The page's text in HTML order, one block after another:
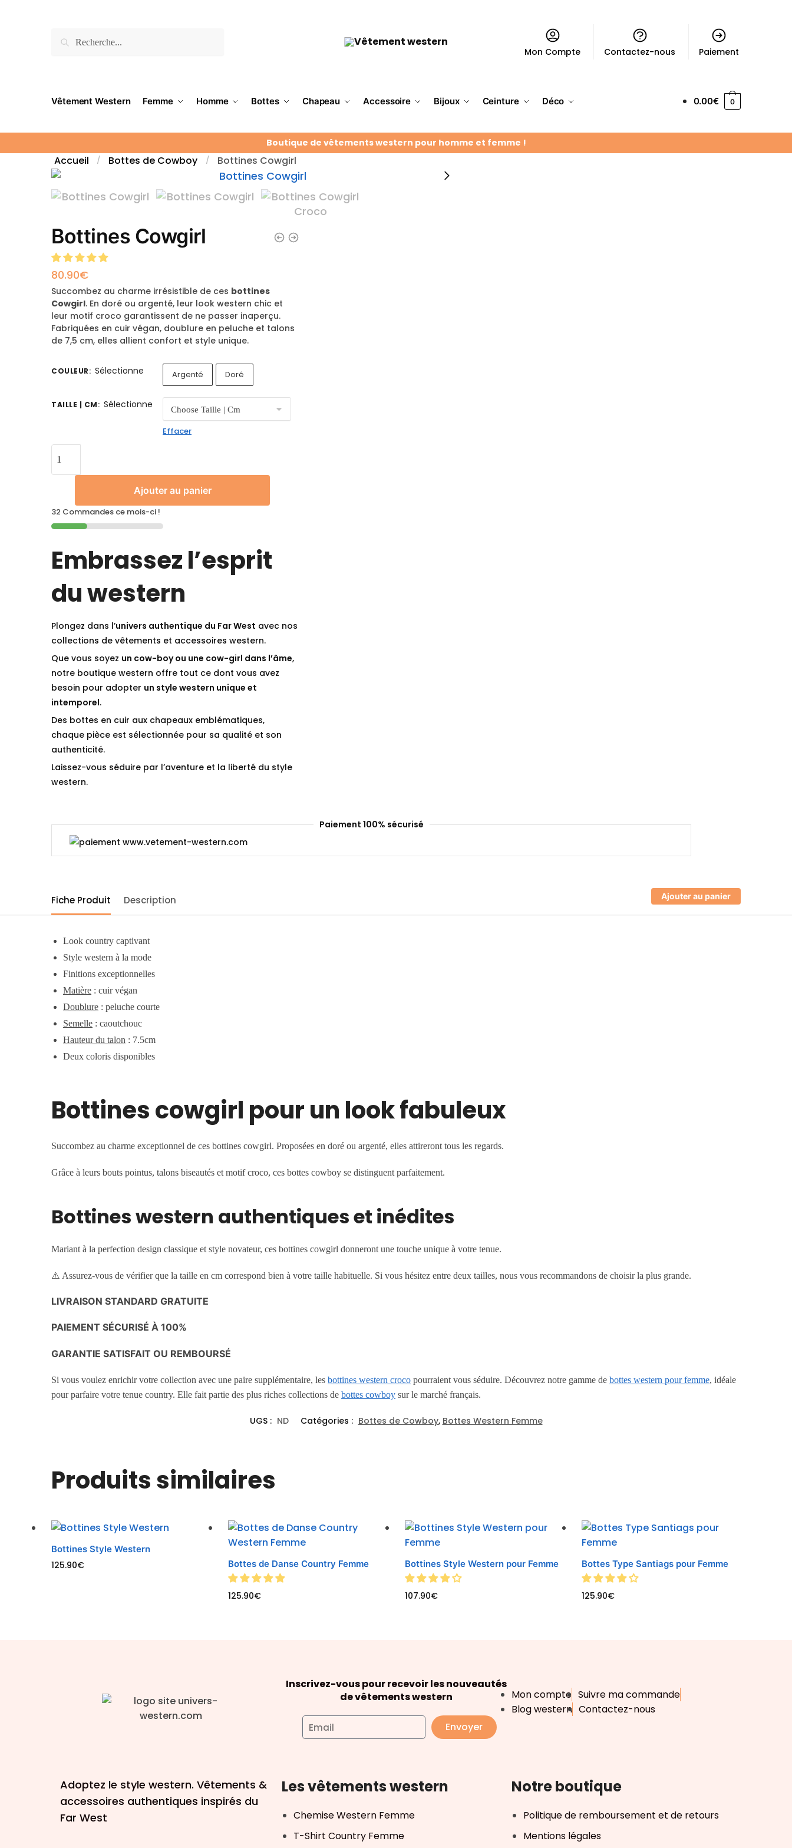
Mon Compte Contactez-nous Paiement
Vêtement Western Femme Homme Bottes Chapeau Accessoire Bijoux Ceinture Déco 0.00€ 0
Boutique de vêtements western pour homme et femme !
Accueil / Bottes de Cowboy / Bottines Cowgirl
Bottines Cowgirl
80.90€
Succombez au charme irrésistible de ces bottines
Cowgirl. En doré ou argenté, leur look western chic et
leur motif croco garantissent de ne passer inaperçu.
Fabriquées en cuir végan, doublure en peluche et talons
de 7,5 cm, elles allient confort et style unique.
COULEUR: Sélectionne Argenté Doré
TAILLE | CM: Sélectionne
Effacer
Ajouter au panier
32 Commandes ce mois-ci !
Embrassez l’esprit
du western
Plongez dans l’univers authentique du Far West avec nos
collections de vêtements et accessoires western.
Que vous soyez un cow-boy ou une cow-girl dans l’âme,
notre boutique western offre tout ce dont vous avez
besoin pour adopter un style western unique et
intemporel.
Des bottes en cuir aux chapeaux emblématiques,
chaque pièce est sélectionnée pour sa qualité et son
authenticité.
Laissez-vous séduire par l’aventure et la liberté du style
western.
Paiement 100% sécurisé
Fiche Produit Description Ajouter au panier
Look country captivant
Style western à la mode
Finitions exceptionnelles
Matière : cuir végan
Doublure : peluche courte
Semelle : caoutchouc
Hauteur du talon : 7.5cm
Deux coloris disponibles
Bottines cowgirl pour un look fabuleux
Succombez au charme exceptionnel de ces bottines cowgirl. Proposées en doré ou argenté, elles attireront tous les regards.
Grâce à leurs bouts pointus, talons biseautés et motif croco, ces bottes cowboy se distinguent parfaitement.
Bottines western authentiques et inédites
Mariant à la perfection design classique et style novateur, ces bottines cowgirl donneront une touche unique à votre tenue.
⚠️ Assurez-vous de vérifier que la taille en cm correspond bien à votre taille habituelle. Si vous hésitez entre deux tailles, nous vous recommandons de choisir la plus grande.
LIVRAISON STANDARD GRATUITE
PAIEMENT SÉCURISÉ À 100%
GARANTIE SATISFAIT OU REMBOURSÉ
Si vous voulez enrichir votre collection avec une paire supplémentaire, lesbottines western croco pourraient vous séduire. Découvrez notre gamme debottes western pour femme, idéale
pour parfaire votre tenue country. Elle fait partie des plus riches collections debottes cowboy sur le marché français.
UGS : ND Catégories : Bottes de Cowboy, Bottes Western Femme
Produits similaires
Bottines Style Western
125.90€ Bottes de Danse Country Femme
125.90€
Bottines Style Western pour Femme
107.90€
Bottes Type Santiags pour Femme
125.90€
Inscrivez-vous pour recevoir les nouveautés
de vêtements western
Envoyer
Mon compte Suivre ma commande
Blog western Contactez-nous
Adoptez le style western. Vêtements &
accessoires authentiques inspirés du
Far West
Les vêtements western
Chemise Western Femme
T-Shirt Country Femme
Notre boutique
Politique de remboursement et de retours
Mentions légales